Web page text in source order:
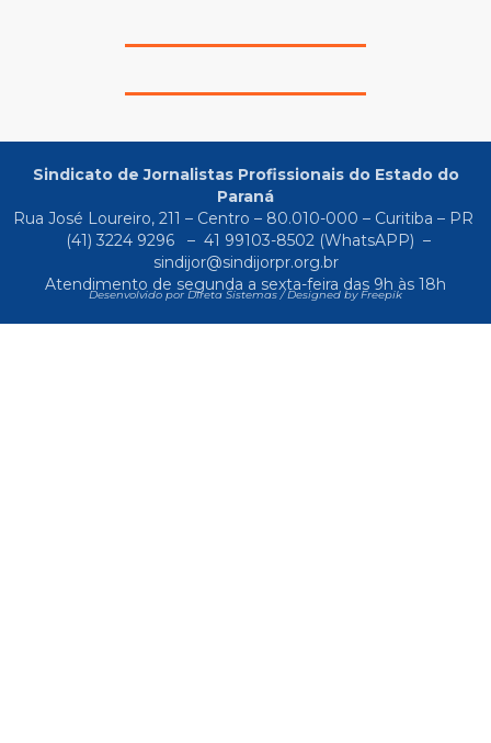
Sindicato de Jornalistas Profissionais do Estado do
Paraná
Rua José Loureiro, 211 – Centro – 80.010-000 – Curitiba – PR
(41) 3224 9296
– 41 99103-8502(WhatsAPP) –
sindijor@sindijorpr.org.br
Atendimento de segunda a sexta-feira das 9h às 18h
Desenvolvido por Direta Sistemas /Designed by Freepik